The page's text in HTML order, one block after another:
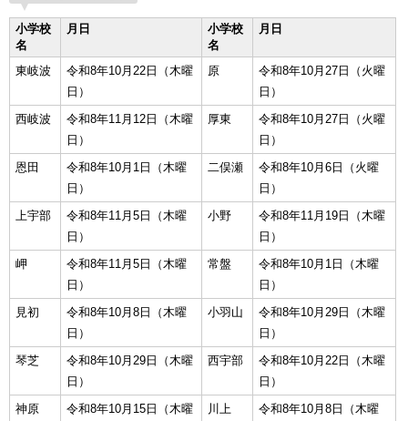
小学校
名
月日
小学校
名
月日
東岐波
令和8年10月22日（木曜
日）
原
令和8年10月27日（火曜
日）
西岐波
令和8年11月12日（木曜
日）
厚東
令和8年10月27日（火曜
日）
恩田
令和8年10月1日（木曜
日）
二俣瀬
令和8年10月6日（火曜
日）
上宇部
令和8年11月5日（木曜
日）
小野
令和8年11月19日（木曜
日）
岬
令和8年11月5日（木曜
日）
常盤
令和8年10月1日（木曜
日）
見初
令和8年10月8日（木曜
日）
小羽山
令和8年10月29日（木曜
日）
琴芝
令和8年10月29日（木曜
日）
西宇部
令和8年10月22日（木曜
日）
神原
令和8年10月15日（木曜
川上
令和8年10月8日（木曜